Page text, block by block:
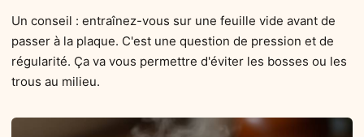
Un conseil : entraînez-vous sur une feuille vide avant de
passer à la plaque. C'est une question de pression et de
régularité. Ça va vous permettre d'éviter les bosses ou les
trous au milieu.